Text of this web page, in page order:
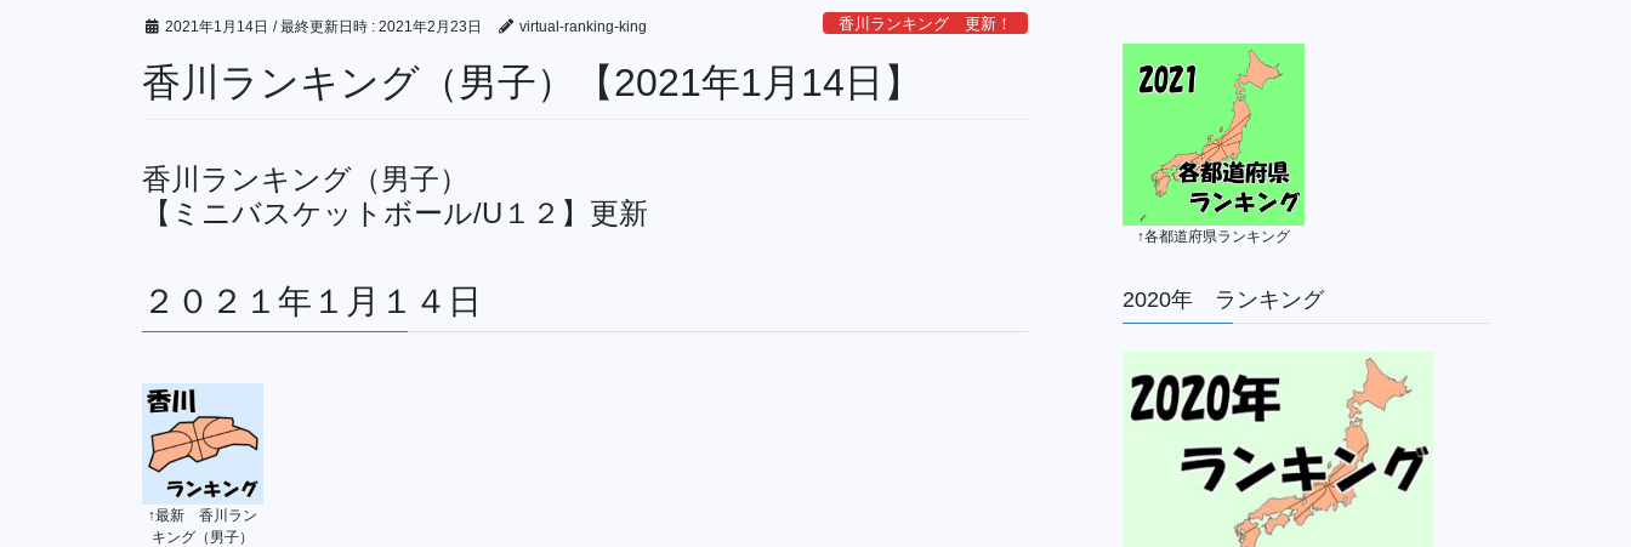
2021年1月14日 / 最終更新日時 : 2021年2月23日 virtual-ranking-king 香川ランキング 更新！
香川ランキング（男子）【2021年1月14日】
香川ランキング（男子）
【ミニバスケットボール/U１２】更新
２０２１年１月１４日
↑最新 香川ラン
キング（男子）
↑各都道府県ランキング
2020年 ランキング